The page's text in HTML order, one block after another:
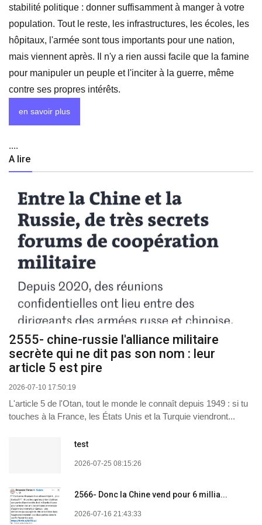
stabilité politique : donner suffisamment à manger à votre
population. Tout le reste, les infrastructures, les écoles, les
hôpitaux, l'armée sont tous importants pour une nation,
mais viennent après. Il n'y a rien aussi facile que la famine
pour manipuler un peuple et l'inciter à la guerre, même
contre ses propres intérêts.
en savoir plus
....
A lire
2555- chine-russie l'alliance militaire
secrète qui ne dit pas son nom : leur
article 5 est pire
2026-07-10 17:50:19
L'article 5 de l'Otan, tout le monde le connaît depuis 1949 : si tu
touches à la France, les États Unis et la Turquie viendront...
test
2026-07-25 08:15:26
2566- Donc la Chine vend pour 6 millia...
2026-07-16 21:43:33